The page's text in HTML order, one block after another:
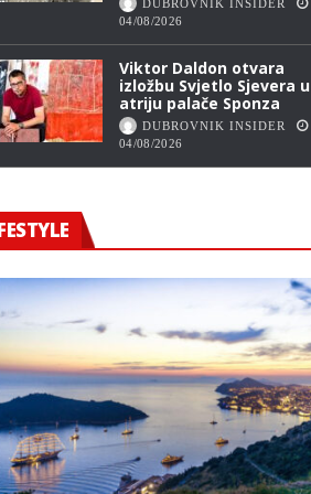
DUBROVNIK INSIDER
04/08/2026
Viktor Daldon otvara
izložbu Svjetlo Sjevera u
atriju palače Sponza
DUBROVNIK INSIDER
04/08/2026